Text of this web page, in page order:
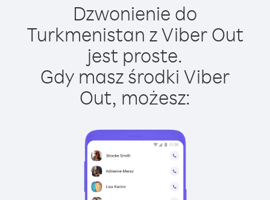
Dzwonienie do
Turkmenistan z Viber Out
jest proste.
Gdy masz środki Viber
Out, możesz: